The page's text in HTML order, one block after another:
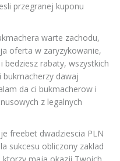
przegranej kuponu
warte zachodu,
oferta w zaryzykowanie,
bedziesz rabaty, wszystkich
bukmacherzy dawaj
da ci bukmacherow i
z legalnych
freebet dwadziescia PLN
sukcesu obliczony zaklad